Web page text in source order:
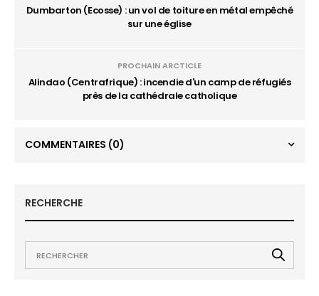
Dumbarton (Ecosse) : un vol de toiture en métal empêché
sur une église
PROCHAIN ARCTICLE
Alindao (Centrafrique) : incendie d'un camp de réfugiés
près de la cathédrale catholique
COMMENTAIRES (0)
RECHERCHE